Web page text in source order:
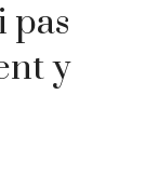
pas
y